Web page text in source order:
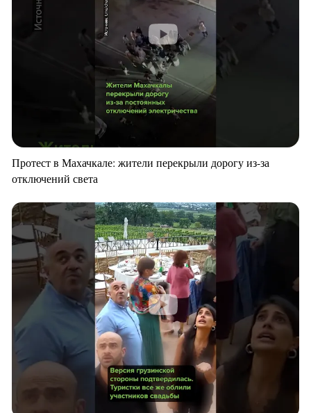
Протест в Махачкале: жители перекрыли дорогу из-за
отключений света